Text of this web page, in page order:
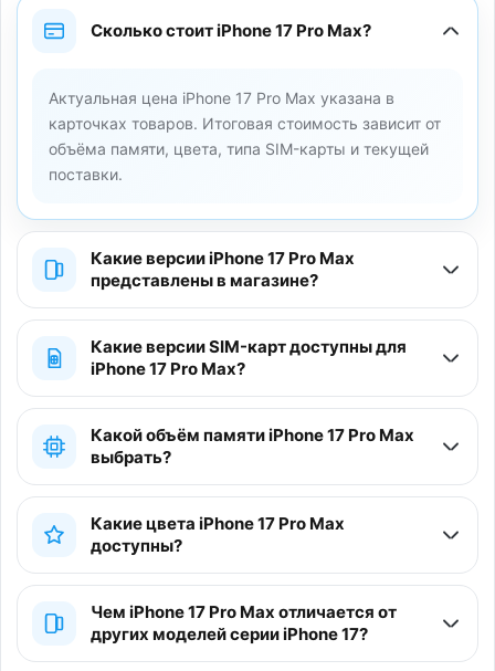
Сколько стоит iPhone 17 Pro Max?
Актуальная цена iPhone 17 Pro Max указана в
карточках товаров. Итоговая стоимость зависит от
объёма памяти, цвета, типа SIM-карты и текущей
поставки.
Какие версии iPhone 17 Pro Max
представлены в магазине?
Какие версии SIM-карт доступны для
iPhone 17 Pro Max?
Какой объём памяти iPhone 17 Pro Max
выбрать?
Какие цвета iPhone 17 Pro Max
доступны?
Чем iPhone 17 Pro Max отличается от
других моделей серии iPhone 17?